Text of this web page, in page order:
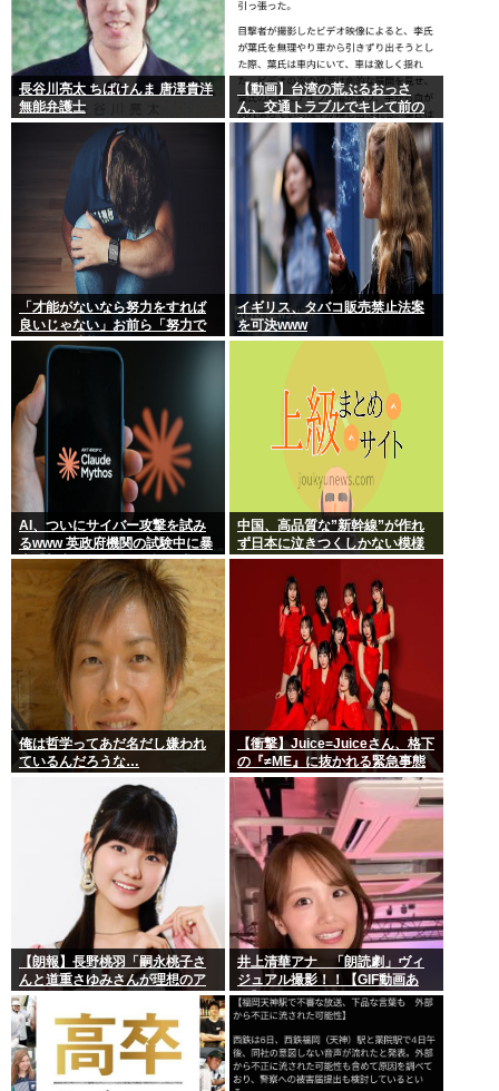
長谷川亮太 ちばけんま 唐澤貴洋
無能弁護士
【動画】台湾の荒ぶるおっさ
ん、交通トラブルでキレて前の
車の運転手をナイフで斬りつけ
るも壮絶な返り討ちにあう
「才能がないなら努力をすれば
良いじゃない」お前ら「努力で
きるのも才能だよ」←は？
イギリス、タバコ販売禁止法案
を可決www
AI、ついにサイバー攻撃を試み
るwww 英政府機関の試験中に暴
走「架空人物になり承認要求」
中国、高品質な”新幹線”が作れ
ず日本に泣きつくしかない模様
www
俺は哲学ってあだ名だし嫌われ
ているんだろうな…
【衝撃】Juice=Juiceさん、格下
の『≠ME』に抜かれる緊急事態
ｗｗｗｗｗｗｗｗｗｗｗｗ
【朗報】長野桃羽「嗣永桃子さ
んと道重さゆみさんが理想のア
イドル像」
井上清華アナ 「朗読劇」ヴィ
ジュアル撮影！！【GIF動画あ
り】